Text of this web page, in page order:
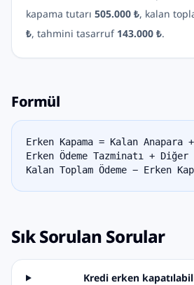
kapama tutarı 505.000 ₺, kalan
₺, tahmini tasarruf 143.000 ₺.
Formül
Erken Kapama = Kalan Anapara
Erken Ödeme Tazminatı +
Kalan Toplam Ödeme − Erken
Sık Sorulan Sorular
Kredi erken